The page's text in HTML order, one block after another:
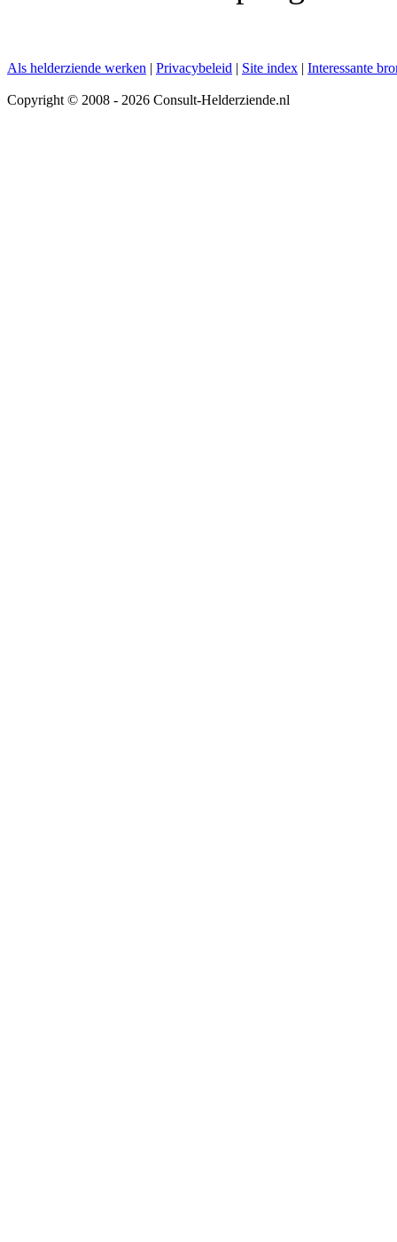
Als helderziende werken | Privacybeleid | Site index | Interessante
Copyright © 2008 - 2026 Consult-Helderziende.nl